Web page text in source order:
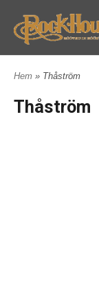
Hem » Thåström
Thåström